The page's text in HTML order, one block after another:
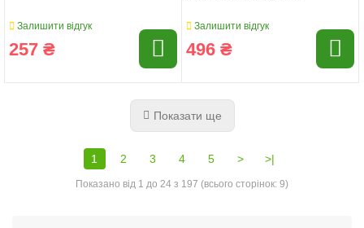
Залишити відгук
257 ₴
Залишити відгук
496 ₴
Показати ще
1 2 3 4 5 > >|
Показано від 1 до 24 з 197 (всього сторінок: 9)